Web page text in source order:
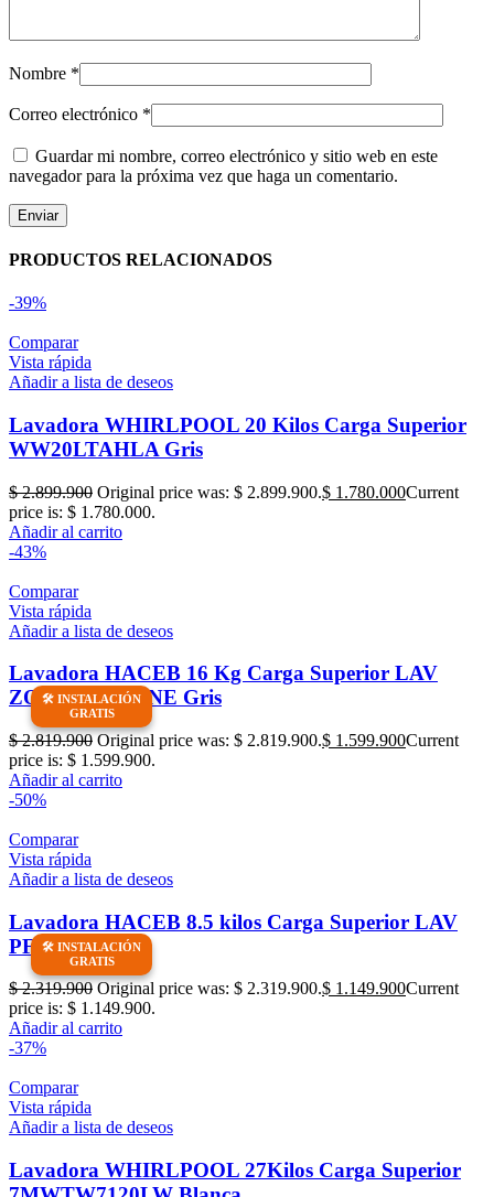
Nombre *
Correo electrónico *
Guardar mi nombre, correo electrónico y sitio web en este
navegador para la próxima vez que haga un comentario.
PRODUCTOS RELACIONADOS
-39%
Comparar
Vista rápida
Añadir a lista de deseos
Lavadora WHIRLPOOL 20 Kilos Carga Superior
WW20LTAHLA Gris
$2.899.900 Original price was: $ 2.899.900.$ 1.780.000Current
price is: $ 1.780.000.
Añadir al carrito
-43%
Comparar
Vista rápida
Añadir a lista de deseos
Lavadora HACEB 16 Kg Carga Superior LAV
ZOU 16 KG D NE Gris
$2.819.900 Original price was: $ 2.819.900.$ 1.599.900Current
price is: $ 1.599.900.
Añadir al carrito
-50%
Comparar
Vista rápida
Añadir a lista de deseos
Lavadora HACEB 8.5 kilos Carga Superior LAV
PF D GR Gris
$2.319.900 Original price was: $ 2.319.900.$ 1.149.900Current
price is: $ 1.149.900.
Añadir al carrito
-37%
Comparar
Vista rápida
Añadir a lista de deseos
Lavadora WHIRLPOOL 27Kilos Carga Superior